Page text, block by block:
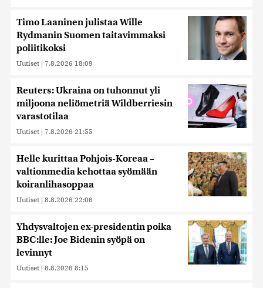
Timo Laaninen julistaa Wille
Rydmanin Suomen taitavimmaksi
poliitikoksi
Uutiset | 7.8.2026 18:09
Reuters: Ukraina on tuhonnut yli
miljoona neliömetriä Wildberriesin
varastotilaa
Uutiset | 7.8.2026 21:55
Helle kurittaa Pohjois-Koreaa –
valtionmedia kehottaa syömään
koiranlihasoppaa
Uutiset | 8.8.2026 22:06
Yhdysvaltojen ex-presidentin poika
BBC:lle: Joe Bidenin syöpä on
levinnyt
Uutiset | 8.8.2026 8:15